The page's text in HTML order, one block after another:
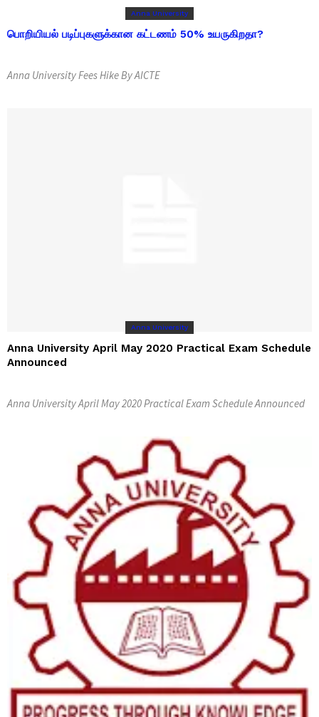
Anna University
பொறியியல் படிப்புகளுக்கான கட்டணம் 50% உயருகிறதா?
Anna University Fees Hike By AICTE
Anna University
Anna University April May 2020 Practical Exam Schedule
Announced
Anna University April May 2020 Practical Exam Schedule Announced